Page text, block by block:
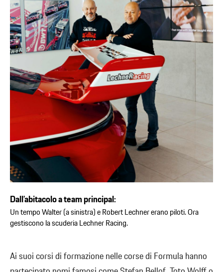
Dall’abitacolo a team principal:
Un tempo Walter (a sinistra) e Robert Lechner erano piloti. Ora
gestiscono la scuderia Lechner Racing.
Ai suoi corsi di formazione nelle corse di Formula hanno